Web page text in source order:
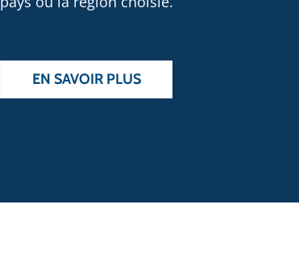
EN SAVOIR PLUS